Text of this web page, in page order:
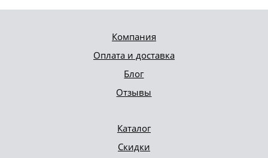
Компания
Оплата и доставка
Блог
Отзывы
Каталог
Скидки